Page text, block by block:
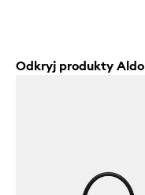
Odkryj produkty Aldo